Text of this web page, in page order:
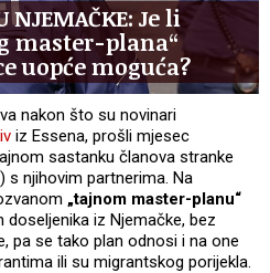
NJEMAČKE: Je li
master-plana“
uopće moguća?
nakon što su novinari
iz Essena, prošli mjesec
sastanku članova stranke
s njihovim partnerima. Na
„tajnom master-planu“
iz Njemačke, bez
pa se tako plan odnosi i na one
ili su migrantskog porijekla.